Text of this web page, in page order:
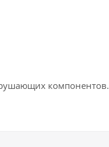
компонентов.